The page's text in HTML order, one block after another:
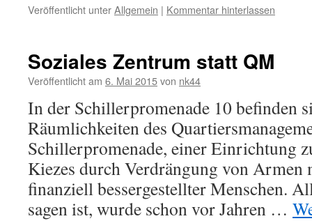
Veröffentlicht unterAllgemein | Kommentar hinterlassen
Soziales Zentrum statt QM
Veröffentlicht am 6. Mai 2015von nk44
In der Schillerpromenade 10 befinden
Räumlichkeiten des
Schillerpromenade, einer Einrichtung
Kiezes durch Verdrängung von Armen
finanziell bessergestellter Menschen.
sagen ist, wurde schon vor Jahren …